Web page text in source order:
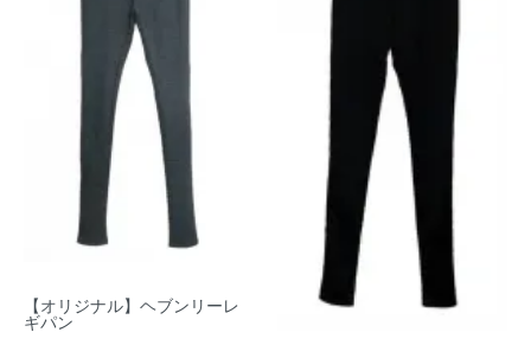
【オリジナル】ヘブンリーレ
ギパン